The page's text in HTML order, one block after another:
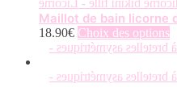
Maillot de bain licorne
18.90€ Choix des optionsCe